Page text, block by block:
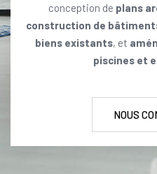
conception de plans
construction de
biens existants, et
piscines et
NOUS